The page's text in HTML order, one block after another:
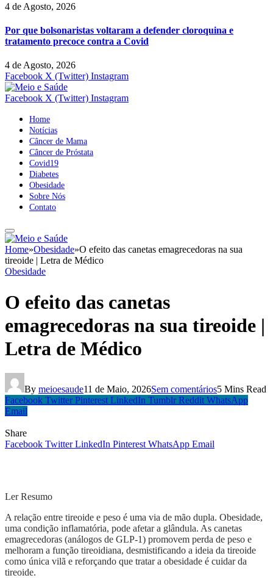
4 de Agosto, 2026
Por que bolsonaristas voltaram a defender cloroquina e
tratamento precoce contra a Covid
4 de Agosto, 2026
Facebook X (Twitter) Instagram
Facebook X (Twitter) Instagram
Home
Notícias
Câncer de Mama
Câncer de Próstata
Covid19
Diabetes
Obesidade
Sobre Nós
Contato
Home»Obesidade»O efeito das canetas emagrecedoras na sua
tireoide | Letra de Médico
Obesidade
O efeito das canetas
emagrecedoras na sua tireoide |
Letra de Médico
By meioesaude11 de Maio, 2026Sem comentários5 Mins Read
Facebook Twitter Pinterest LinkedIn Tumblr Reddit WhatsApp
Email
Share
Facebook Twitter LinkedIn Pinterest WhatsApp Email
Ler Resumo
A relação entre tireoide e peso é uma via de mão dupla. Obesidade,
uma condição inflamatória, pode afetar a glândula. As canetas
emagrecedoras (análogos de GLP-1) promovem perda de peso e
melhoram a função tireoidiana, desmistificando a ideia da tireoide
como única vilã e reforçando que tratar a obesidade é cuidar da
tireoide.